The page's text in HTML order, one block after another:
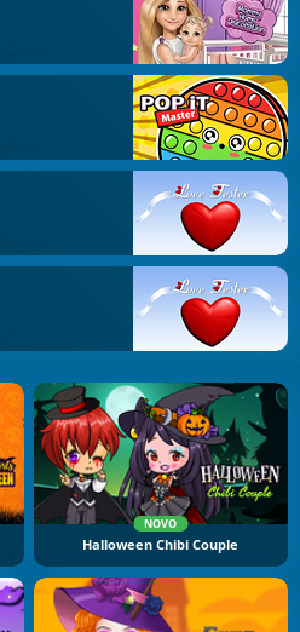
NOVO
Halloween Chibi Couple